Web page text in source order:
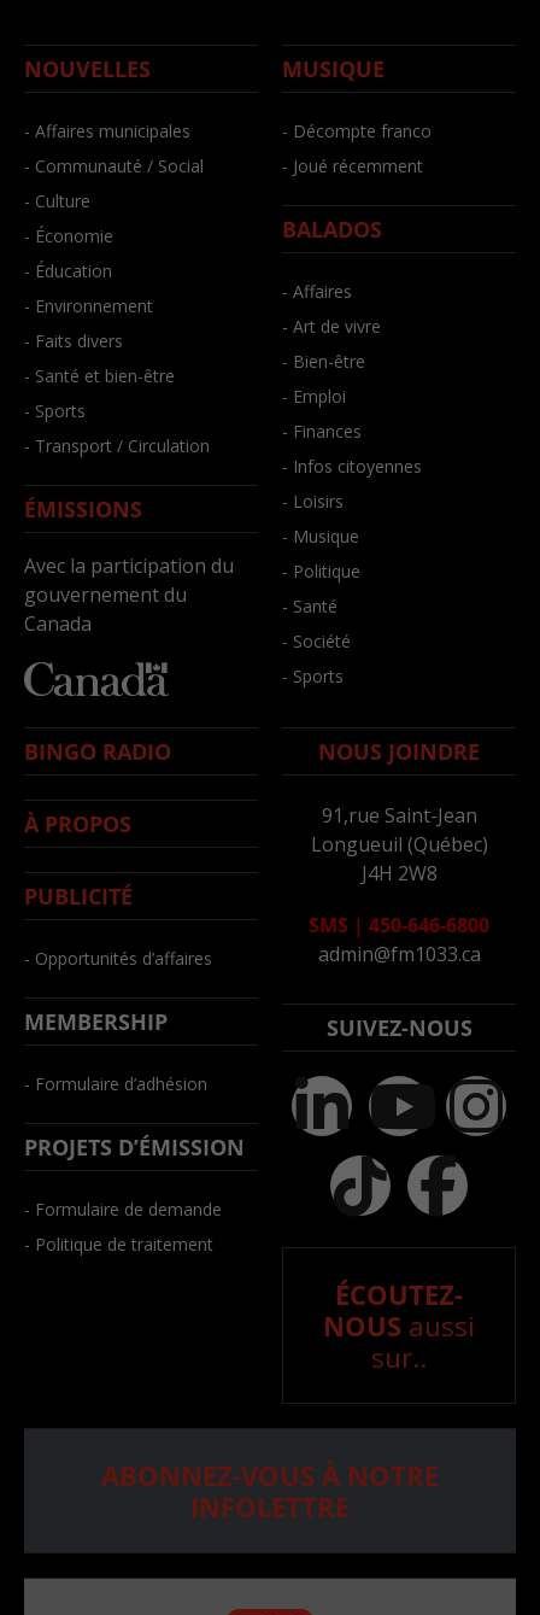
NOUVELLES
- Affaires municipales
- Communauté / Social
- Culture
- Économie
- Éducation
- Environnement
- Faits divers
- Santé et bien-être
- Sports
- Transport / Circulation
ÉMISSIONS
Avec la participation du
gouvernement du
Canada
MUSIQUE
- Décompte franco
- Joué récemment
BALADOS
- Affaires
- Art de vivre
- Bien-être
- Emploi
- Finances
- Infos citoyennes
- Loisirs
- Musique
- Politique
- Santé
- Société
- Sports
BINGO RADIO
À PROPOS
PUBLICITÉ
- Opportunités d’affaires
MEMBERSHIP
- Formulaire d’adhésion
PROJETS D’ÉMISSION
- Formulaire de demande
- Politique de traitement
NOUS JOINDRE
91,rue Saint-Jean
Longueuil (Québec)
J4H 2W8
SMS | 450-646-6800
admin@fm1033.ca
SUIVEZ-NOUS
ÉCOUTEZ-
NOUS aussi
sur..
ABONNEZ-VOUS À NOTRE
INFOLETTRE